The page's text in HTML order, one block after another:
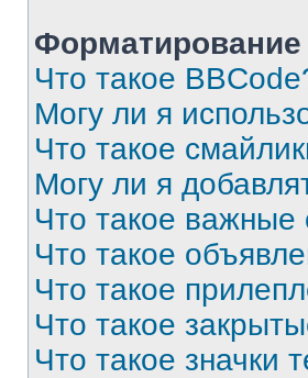
Что такое
Могу ли я
Что такое
Могу ли я
Что такое важные
Что такое
Что такое
Что такое
Что такое значки